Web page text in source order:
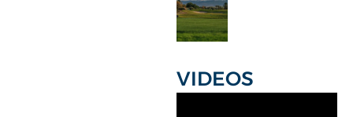
VIDEOS